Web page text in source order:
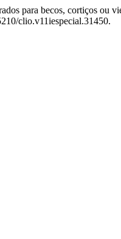
para becos, cortiços ou
clio.v11iespecial.31450.